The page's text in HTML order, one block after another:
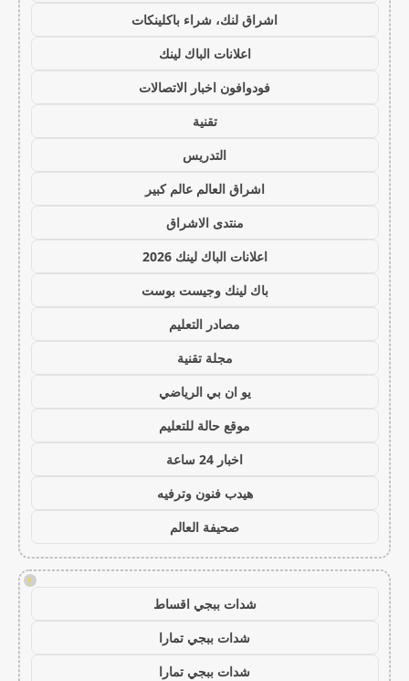
اشراق لنك، شراء باكلينكات
اعلانات الباك لينك
فودوافون اخبار الاتصالات
تقنية
التدريس
اشراق العالم عالم كبير
منتدى الاشراق
اعلانات الباك لينك 2026
باك لينك وجيست بوست
مصادر التعليم
مجلة تقنية
يو ان بي الرياضي
موقع حالة للتعليم
اخبار 24 ساعة
هيدب فنون وترفيه
صحيفة العالم
!
شدات ببجي اقساط
شدات ببجي تمارا
شدات ببجي تمارا